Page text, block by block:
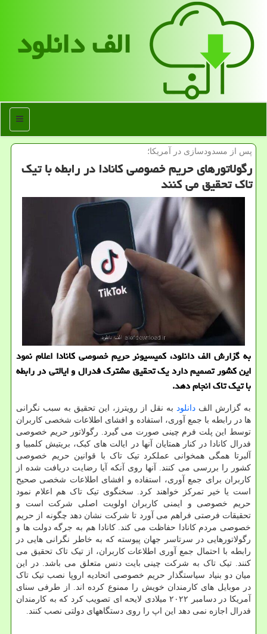
الف دانلود
منو
پس از مسدودسازی در آمریكا؛
رگولاتورهای حریم خصوصی کانادا در رابطه با تیک
تاک تحقیق می کنند
به گزارش الف دانلود، کمیسیونر حریم خصوصی کانادا اعلام نمود
این کشور تصمیم دارد یک تحقیق مشترک فدرال و ایالتی در رابطه
با تیک تاک انجام دهد.
به گزارش الف دانلود به نقل از رویترز، این تحقیق به سبب نگرانی
ها در رابطه با جمع آوری، استفاده و افشای اطلاعات شخصی کاربران
توسط این پلت فرم چینی صورت می گیرد. رگولاتور حریم خصوصی
فدرال کانادا در کنار همتایان آنها در ایالت های کبک، بریتیش کلمبیا و
آلبرتا همگی همخوانی عملکرد تیک تاک با قوانین حریم خصوصی
کشور را بررسی می کنند. آنها روی آنکه آیا رضایت دریافت شده از
کاربران برای جمع آوری، استفاده و افشای اطلاعات شخصی صحیح
است یا خیر تمرکز خواهند کرد. سخنگوی تیک تاک هم اعلام نمود
حریم خصوصی و ایمنی کاربران اولویت اصلی شرکت است و
تحقیقات فرصتی فراهم می آورد تا شرکت نشان دهد چگونه از حریم
خصوصی مردم کانادا حفاظت می کند. کانادا هم به جرگه دولت ها و
رگولاتورهایی در سرتاسر جهان پیوسته که به خاطر نگرانی هایی در
رابطه با احتمال جمع آوری اطلاعات کاربران، از تیک تاک تحقیق می
کنند. تیک تاک به شرکت چینی بایت دنس متعلق می باشد. در این
میان دو بنیاد سیاستگذار حریم خصوصی اتحادیه اروپا نصب تیک تاک
در موبایل های کارمندان خویش را ممنوع کرده اند. از طرفی سنای
آمریکا در دسامبر ۲۰۲۲ میلادی لایحه ای تصویب کرد که به کارمندان
فدرال اجازه نمی دهد این اپ را روی دستگاههای دولتی نصب کنند.